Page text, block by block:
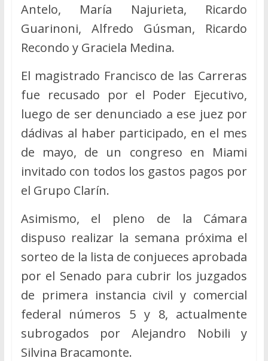
Antelo, María Najurieta, Ricardo
Guarinoni, Alfredo Gúsman, Ricardo
Recondo y Graciela Medina.
El magistrado Francisco de las Carreras
fue recusado por el Poder Ejecutivo,
luego de ser denunciado a ese juez por
dádivas al haber participado, en el mes
de mayo, de un congreso en Miami
invitado con todos los gastos pagos por
el Grupo Clarín.
Asimismo, el pleno de la Cámara
dispuso realizar la semana próxima el
sorteo de la lista de conjueces aprobada
por el Senado para cubrir los juzgados
de primera instancia civil y comercial
federal números 5 y 8, actualmente
subrogados por Alejandro Nobili y
Silvina Bracamonte.